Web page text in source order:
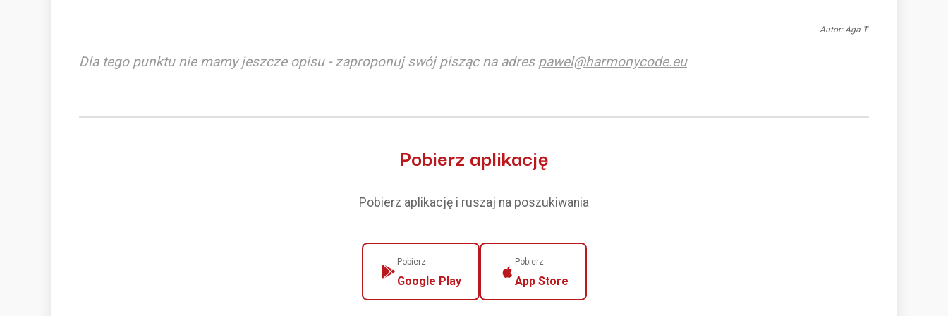
Autor: Aga T.
Dla tego punktu nie mamy jeszcze opisu - zaproponuj swój pisząc na adres pawel@harmonycode.eu
Pobierz aplikację
Pobierz aplikację i ruszaj na poszukiwania
Pobierz
Google Play
Pobierz
App Store